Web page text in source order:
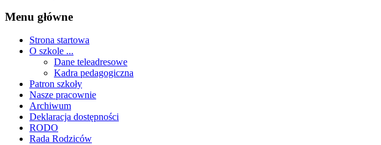
Menu główne
Strona startowa
O szkole ...
Dane teleadresowe
Kadra pedagogiczna
Patron szkoły
Nasze pracownie
Archiwum
Deklaracja dostępności
RODO
Rada Rodziców